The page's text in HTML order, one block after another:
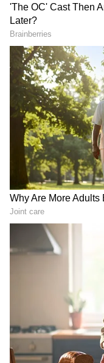
Image Credit :
టీవీఎస్ కంపెనీ
రంగులను
'ఐవరీ ఎలైట్ గ్రీన్'
వేరియంట్‌లో మాత్రమే
తీసుకొచ్చినా,
ఫీచర్లలో ఎలాంటి